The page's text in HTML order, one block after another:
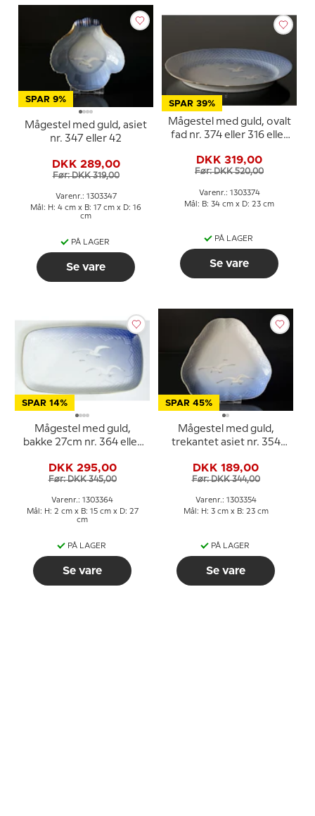
SPAR 9%
Mågestel med guld, asiet
nr. 347 eller 42
DKK 289,00
Før: DKK 319,00
Varenr.: 1303347
Mål: H: 4 cm x B: 17 cm x D: 16
cm
PÅ LAGER
Se vare
SPAR 39%
Mågestel med guld, ovalt
fad nr. 374 eller 316 eller
DKK 319,00
Før: DKK 520,00
Varenr.: 1303374
Mål: B: 34 cm x D: 23 cm
PÅ LAGER
Se vare
SPAR 14%
Mågestel med guld,
bakke 27cm nr. 364 eller
DKK 295,00
Før: DKK 345,00
Varenr.: 1303364
Mål: H: 2 cm x B: 15 cm x D: 27
cm
PÅ LAGER
Se vare
SPAR 45%
Mågestel med guld,
trekantet asiet nr. 354
DKK 189,00
Før: DKK 344,00
Varenr.: 1303354
Mål: H: 3 cm x B: 23 cm
PÅ LAGER
Se vare